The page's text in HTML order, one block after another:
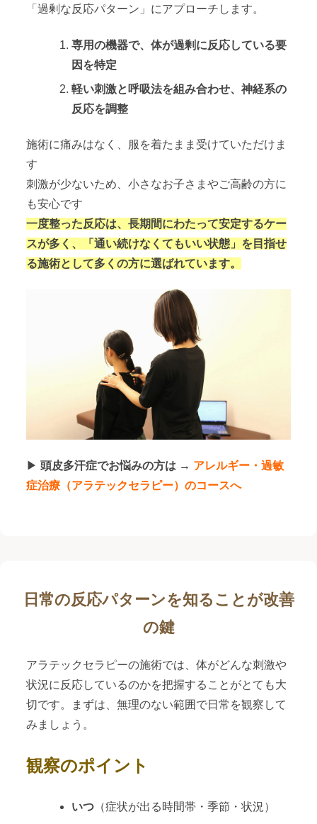
「過剰な反応パターン」にアプローチします。
専用の機器で、体が過剰に反応している要
因を特定
軽い刺激と呼吸法を組み合わせ、神経系の
反応を調整
施術に痛みはなく、服を着たまま受けていただけま
す
刺激が少ないため、小さなお子さまやご高齢の方に
も安心です
一度整った反応は、長期間にわたって安定するケー
スが多く、「通い続けなくてもいい状態」を目指せ
る施術として多くの方に選ばれています。
▶頭皮多汗症でお悩みの方は → アレルギー・過敏
症治療（アラテックセラピー）のコースへ
日常の反応パターンを知ることが改善
の鍵
アラテックセラピーの施術では、体がどんな刺激や
状況に反応しているのかを把握することがとても大
切です。まずは、無理のない範囲で日常を観察して
みましょう。
観察のポイント
いつ （症状が出る時間帯・季節・状況）